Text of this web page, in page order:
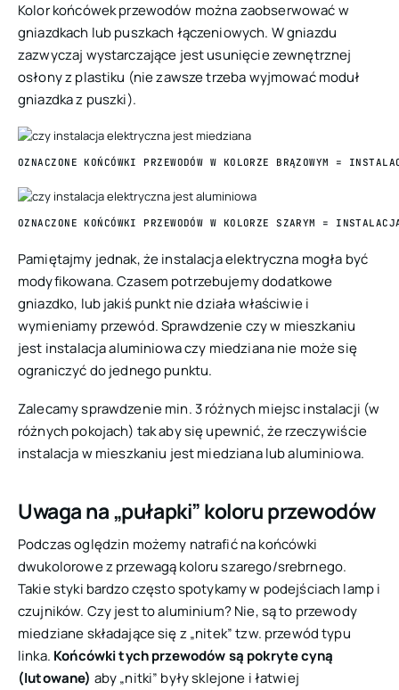
Kolor końcówek przewodów można zaobserwować w
gniazdkach lub puszkach łączeniowych. W gniazdu
zazwyczaj wystarczające jest usunięcie zewnętrznej
osłony z plastiku (nie zawsze trzeba wyjmować moduł
gniazdka z puszki).
OZNACZONE KOŃCÓWKI PRZEWODÓW W KOLORZE BRĄZOWYM =
OZNACZONE KOŃCÓWKI PRZEWODÓW W KOLORZE SZARYM =
Pamiętajmy jednak, że instalacja elektryczna mogła być
modyfikowana. Czasem potrzebujemy dodatkowe
gniazdko, lub jakiś punkt nie działa właściwie i
wymieniamy przewód. Sprawdzenie czy w mieszkaniu
jest instalacja aluminiowa czy miedziana nie może się
ograniczyć do jednego punktu.
Zalecamy sprawdzenie min. 3 różnych miejsc instalacji (w
różnych pokojach) tak aby się upewnić, że rzeczywiście
instalacja w mieszkaniu jest miedziana lub aluminiowa.
Uwaga na „pułapki” koloru przewodów
Podczas oględzin możemy natrafić na końcówki
dwukolorowe z przewagą koloru szarego/srebrnego.
Takie styki bardzo często spotykamy w podejściach lamp i
czujników. Czy jest to aluminium? Nie, są to przewody
miedziane składające się z „nitek” tzw. przewód typu
linka. Końcówki tych przewodów są pokryte cyną
(lutowane) aby „nitki” były sklejone i łatwiej